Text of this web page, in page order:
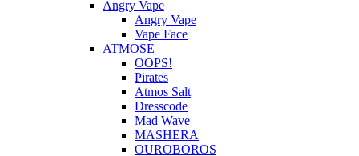
Angry Vape
Angry Vape
Vape Face
ATMOSE
OOPS!
Pirates
Atmos Salt
Dresscode
Mad Wave
MASHERA
OUROBOROS